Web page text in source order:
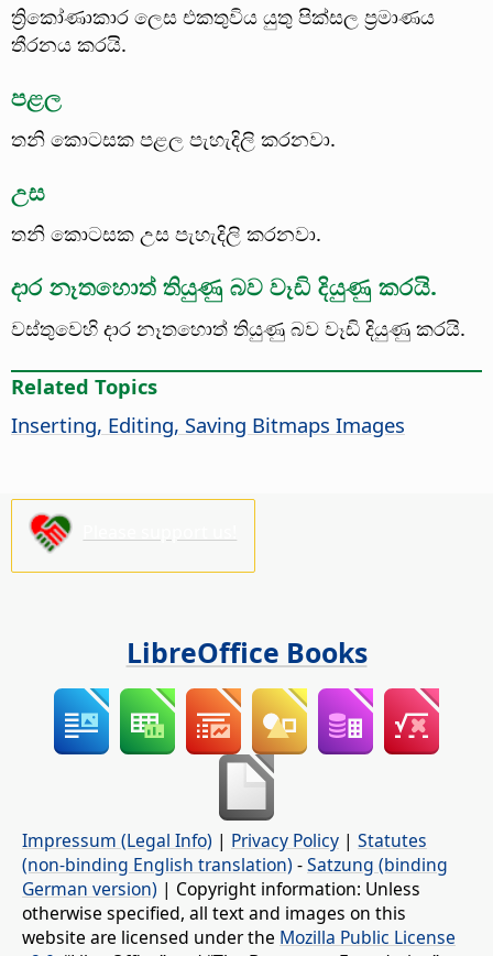
ත්‍රිකෝණාකාර ලෙස එකතුවිය යුතු පික්සල ප්‍රමාණය
තීරනය කරයි.
පළල
තනි කොටසක පළල පැහැදිලි කරනවා.
උස
තනි කොටසක උස පැහැදිලි කරනවා.
දාර නෑතහොත් තියුණු බව වෑඩි දියුණු කරයි.
වස්තුවෙහි දාර නෑතහොත් තියුණු බව වෑඩි දියුණු කරයි.
Related Topics
Inserting, Editing, Saving Bitmaps Images
LibreOffice Books
Impressum (Legal Info) | Privacy Policy | Statutes
(non-binding English translation) -Satzung (binding
German version) | Copyright information: Unless
otherwise specified, all text and images on this
website are licensed under the Mozilla Public License